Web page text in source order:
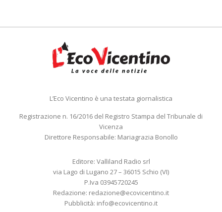
L’Eco Vicentino è una testata giornalistica
Registrazione n. 16/2016 del Registro Stampa del Tribunale di
Vicenza
Direttore Responsabile: Mariagrazia Bonollo
Editore: Valliland Radio srl
via Lago di Lugano 27 – 36015 Schio (VI)
P.Iva 03945720245
Redazione: redazione@ecovicentino.it
Pubblicità: info@ecovicentino.it